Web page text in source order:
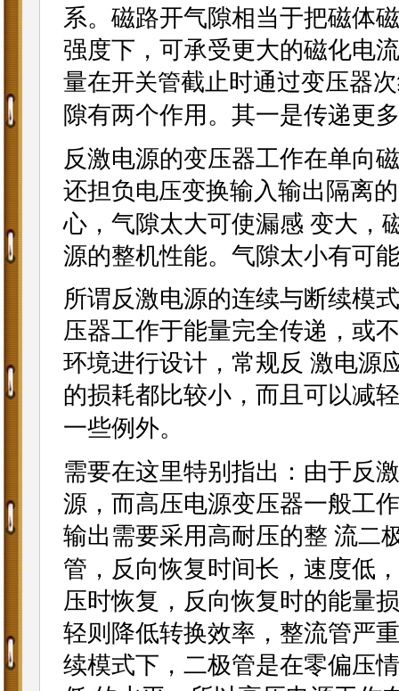
系。磁路开气隙相当于把磁体
强度下，可承受更大的磁化电
量在开关管截止时通过变压器
隙有两个作用。其一是传递更
反激电源的变压器工作在单向
还担负电压变换输入输出隔离
心，气隙太大可使漏感 变大，
源的整机性能。气隙太小有可
所谓反激电源的连续与断续模
压器工作于能量完全传递，或
环境进行设计，常规反 激电源
的损耗都比较小，而且可以减
一些例外。
需要在这里特别指出：由于反
源，而高压电源变压器一般工
输出需要采用高耐压的整 流二
管，反向恢复时间长，速度低
压时恢复，反向恢复时的能量
轻则降低转换效率，整流管严
续模式下，二极管是在零偏压